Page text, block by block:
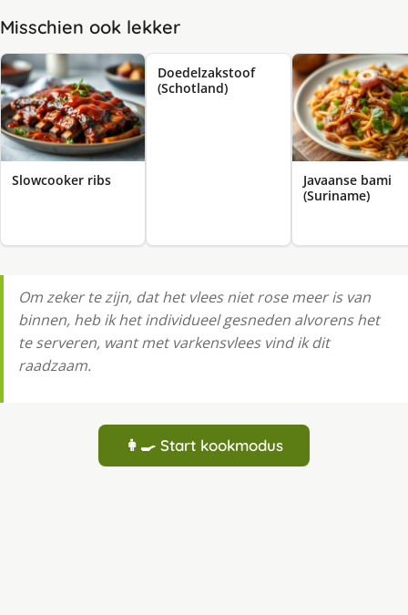
Misschien ook lekker
Slowcooker ribs
Doedelzakstoof
(Schotland)
Javaanse bami
(Suriname)
Om zeker te zijn, dat het vlees niet rose meer is van
binnen, heb ik het individueel gesneden alvorens het
te serveren, want met varkensvlees vind ik dit
raadzaam.
👩‍🍳 Start kookmodus